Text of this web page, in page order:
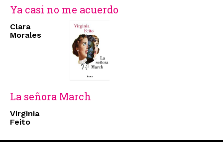
Ya casi no me acuerdo
Clara
Morales
La señora March
Virginia
Feito